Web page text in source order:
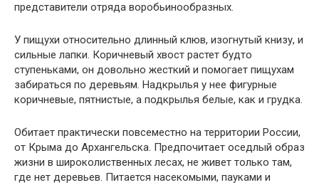
представители отряда воробьинообразных.
У пищухи относительно длинный клюв, изогнутый книзу, и
сильные лапки. Коричневый хвост растет будто
ступеньками, он довольно жесткий и помогает пищухам
забираться по деревьям. Надкрылья у нее фигурные
коричневые, пятнистые, а подкрылья белые, как и грудка.
Обитает практически повсеместно на территории России,
от Крыма до Архангельска. Предпочитает оседлый образ
жизни в широколиственных лесах, не живет только там,
где нет деревьев. Питается насекомыми, пауками и